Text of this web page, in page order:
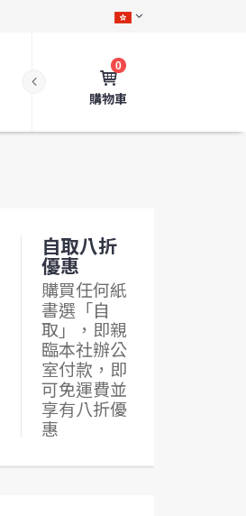
0
購物車
自取八折
優惠
購買任何紙
書選「自
取」，即親
臨本社辦公
室付款，即
可免運費並
享有八折優
惠